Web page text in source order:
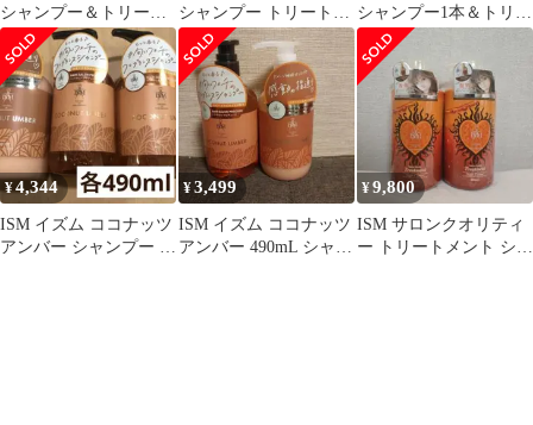
シャンプー＆トリート
メントセット
シャンプー トリートメ
ント SHELL PINK セッ
ト
シャンプー1本＆トリー
トメント2本セット
¥4,344
ISM イズム ココナッツ
アンバー シャンプー ト
¥3,499
ISM イズム ココナッツ
アンバー 490mL シャン
¥9,800
ISM サロンクオリティ
ー トリートメント シュ